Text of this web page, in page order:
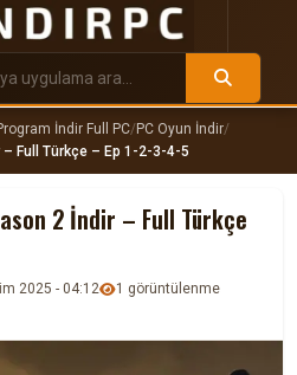
İndir Full PC/PC Oyun İndir/
Full Türkçe – Ep 1-2-3-4-5
2 İndir – Full Türkçe
2025 - 04:12
1 görüntülenme